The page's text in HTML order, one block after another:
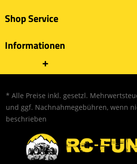
Shop Service
Informationen
* Alle Preise inkl. gesetzl.
und ggf. Nachnahmegebühren, wenn
beschrieben